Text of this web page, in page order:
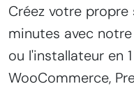
Créez votre
minutes avec
ou l'installateur en
WooCommerce,